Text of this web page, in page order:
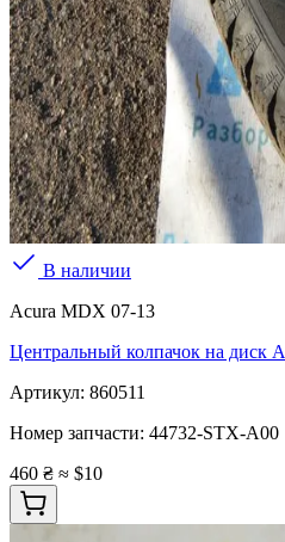
В наличии
Acura MDX 07-13
Центральный колпачок на диск
Артикул: 860511
Номер запчасти: 44732-STX-A00
460 ₴ ≈ $10